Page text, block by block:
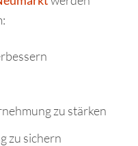
zu stärken
zu sichern